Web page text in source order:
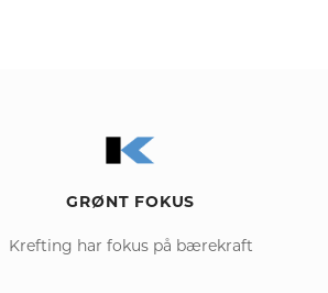
GRØNT FOKUS
Krefting har fokus på bærekraft